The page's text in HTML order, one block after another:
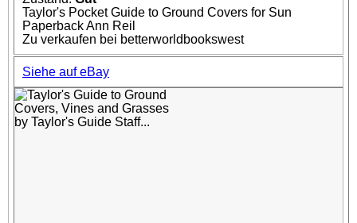
Taylor's Pocket Guide to Ground Covers for Sun
Paperback Ann Reil
Zu verkaufen bei betterworldbookswest
Siehe auf eBay